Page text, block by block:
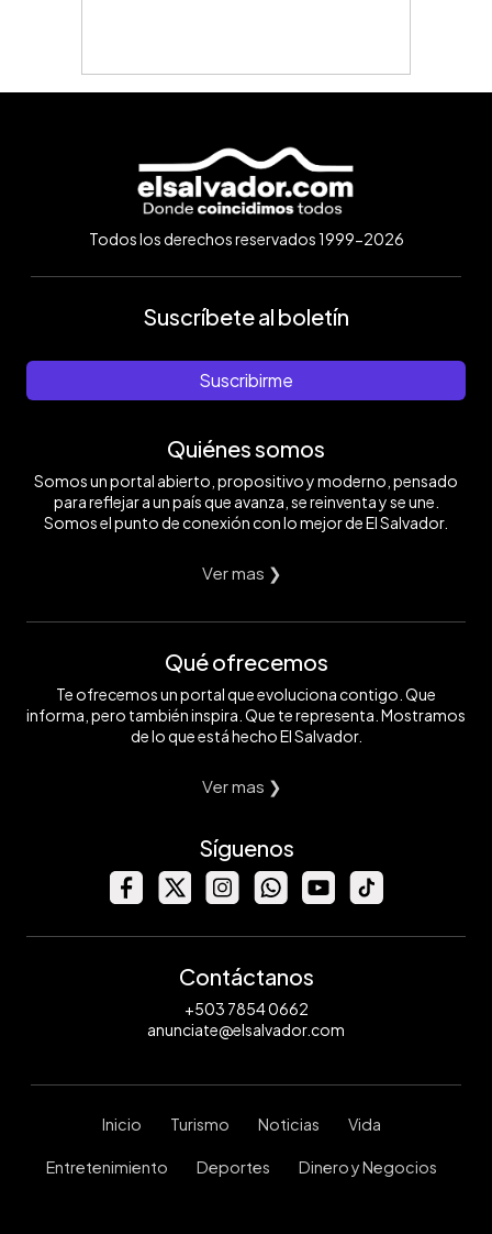
Todos los derechos reservados 1999-2026
Suscríbete al boletín
Suscribirme
Quiénes somos
Somos un portal abierto, propositivo y moderno, pensado
para reflejar a un país que avanza, se reinventa y se une.
Somos el punto de conexión con lo mejor de El Salvador.
Ver mas ❯
Qué ofrecemos
Te ofrecemos un portal que evoluciona contigo. Que
informa, pero también inspira. Que te representa. Mostramos
de lo que está hecho El Salvador.
Ver mas ❯
Síguenos
Contáctanos
+503 7854 0662
anunciate@elsalvador.com
Inicio Turismo Noticias Vida
Entretenimiento Deportes Dinero y Negocios